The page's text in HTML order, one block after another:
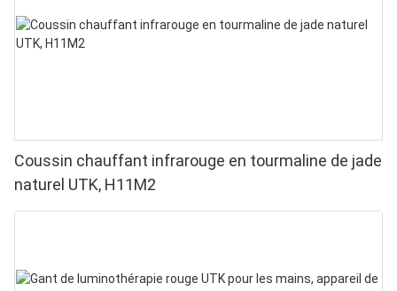
Coussin chauffant infrarouge en tourmaline de jade
naturel UTK, H11M2